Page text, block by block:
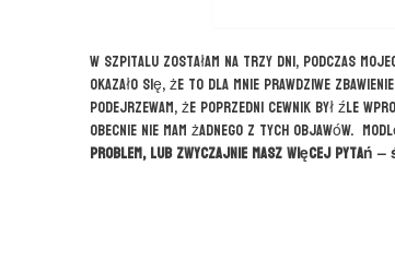
W szpitalu zostałam na trzy dni, podczas
okazało się, że to dla mnie prawdziwe
podejrzewam, że poprzedni cewnik był źle
Obecnie nie mam żadnego z tych objawów.
problem, lub zwyczajnie masz więcej pytań –